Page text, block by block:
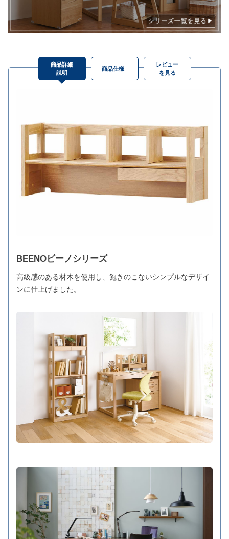
商品詳細
説明
BEENOビーノシリーズ
高級感のある材木を使用し、飽きのこないシンプルなデザイ
ンに仕上げました。
商品仕様
レビュー
を見る